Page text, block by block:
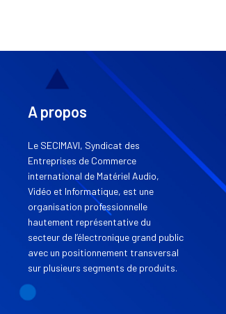
A propos
Le SECIMAVI, Syndicat des
Entreprises de Commerce
international de Matériel Audio,
Vidéo et Informatique, est une
organisation professionnelle
hautement représentative du
secteur de l’électronique grand public
avec un positionnement transversal
sur plusieurs segments de produits.